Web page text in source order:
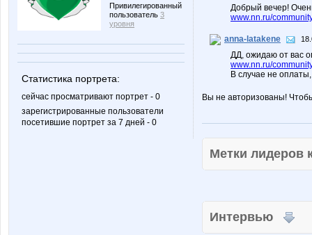
Привилегированный
пользователь 3
уровня
Статистика портрета:
сейчас просматривают портрет - 0
зарегистрированные пользователи
посетившие портрет за 7 дней - 0
Добрый вечер!
www.nn.ru/
anna-latakene
ДД, ожидаю от вас
www.nn.ru/
В случае не
Вы не авторизованы!
Метки
Интервью